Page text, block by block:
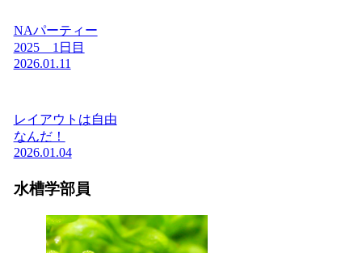
NAパーティー
2025 1日目
2026.01.11
レイアウトは自由
なんだ！
2026.01.04
水槽学部員